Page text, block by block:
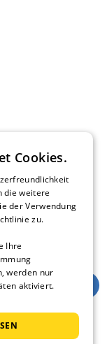
Cookies.
die weitere
der Verwendung
zu.
Ihre
werden nur
aktiviert.